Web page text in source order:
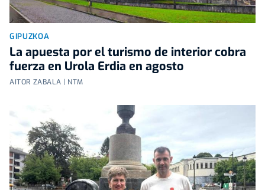
GIPUZKOA
La apuesta por el turismo de interior cobra
fuerza en Urola Erdia en agosto
AITOR ZABALA | NTM